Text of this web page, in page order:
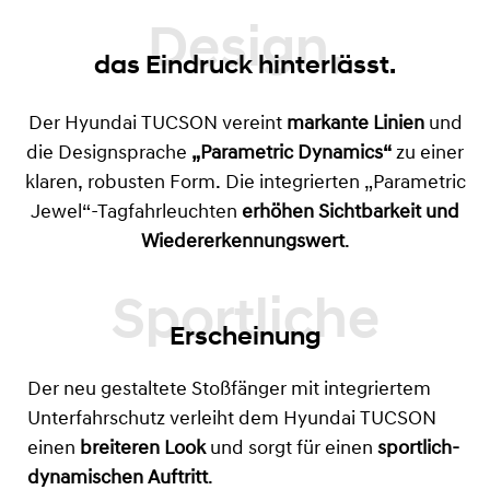
Design,
das Eindruck hinterlässt.
Der Hyundai TUCSON vereint markante Linienund
die Designsprache „Parametric Dynamics“ zu einer
klaren, robusten Form. Die integrierten „Parametric
Jewel“-Tagfahrleuchten erhöhen Sichtbarkeit und
Wiedererkennungswert.
Erscheinung
Der neu gestaltete Stoßfänger mit integriertem
Unterfahrschutz verleiht dem Hyundai TUCSON
einen breiteren Lookund sorgt für einen sportlich-
dynamischen Auftritt.